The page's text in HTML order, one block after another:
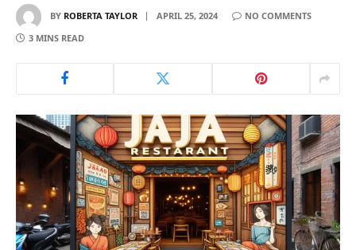
BY ROBERTA TAYLOR APRIL 25, 2024
NO COMMENTS
3 MINS READ